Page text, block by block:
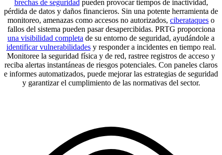
brechas de seguridad pueden provocar tiempos de inactividad,
pérdida de datos y daños financieros. Sin una potente herramienta de
monitoreo, amenazas como accesos no autorizados, ciberataques o
fallos del sistema pueden pasar desapercibidas. PRTG proporciona
una visibilidad completa de su entorno de seguridad, ayudándole a
identificar vulnerabilidadesy responder a incidentes en tiempo real.
Monitoree la seguridad física y de red, rastree registros de acceso y
reciba alertas instantáneas de riesgos potenciales. Con paneles claros
e informes automatizados, puede mejorar las estrategias de seguridad
y garantizar el cumplimiento de las normativas del sector.